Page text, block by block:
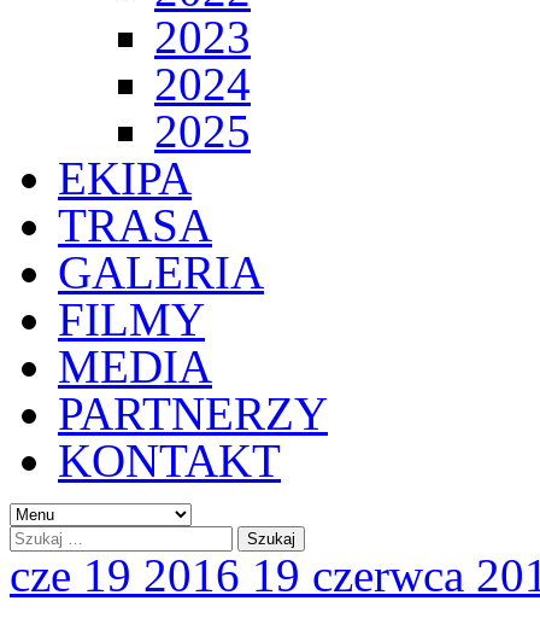
2023
2024
2025
EKIPA
TRASA
GALERIA
FILMY
MEDIA
PARTNERZY
KONTAKT
cze 19 2016 19 czerwca